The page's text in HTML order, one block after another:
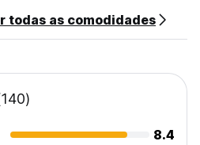
todas as comodidades
8.4